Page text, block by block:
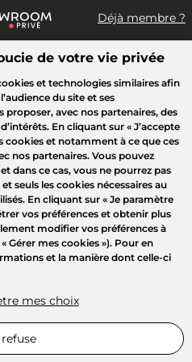
Déjà membre ?
Voyages Enfant
de votre vie privée
et technologies similaires afin
du site et ses
avec nos partenaires, des
En cliquant sur « J’accepte
cookies et notamment à ce que ces
nos partenaires. Vous pouvez
et dans ce cas, vous ne pourrez pas
seuls les cookies nécessaires au
En cliquant sur « Je paramètre
vos préférences et obtenir plus
modifier vos préférences à
Gérer mes cookies »). Pour en
et la manière dont celle-ci
mes choix
refuse